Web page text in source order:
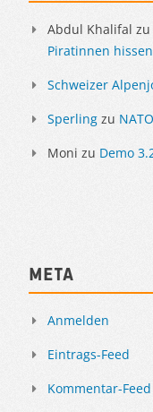
Abdul Khalifal zu
Piratinnen
Schweizer
Sperling zu
Moni zu Demo
Meta
Anmelden
Eintrags-Feed
Kommentar-Feed